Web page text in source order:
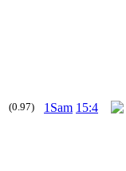
(0.97) 1Sam 15:4